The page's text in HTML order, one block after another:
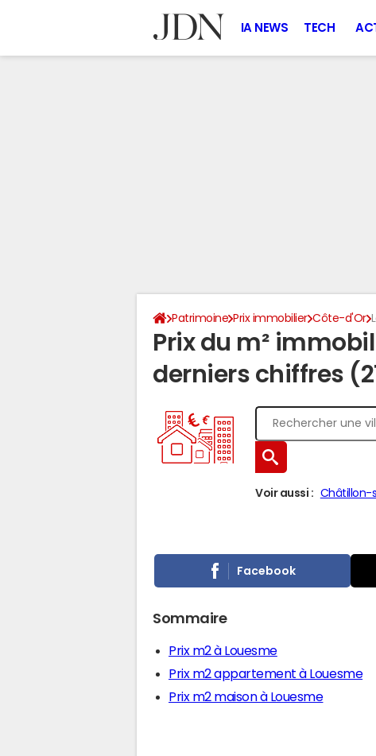
IA NEWS TECH
Patrimoine Prix immobilier Côte-d'Or
Prix du m²
derniers chiffres
Voir aussi : Châtillon-
Facebook
Sommaire
Prix m2 à Louesme
Prix m2 appartement à Louesme
Prix m2 maison à Louesme